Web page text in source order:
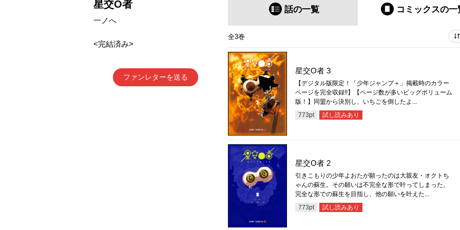
星交O者
一ノへ
<完結済み>
ファンレターを送る
話の一覧 コミックスの一
全3巻
星交O者 3
【デジタル版限定！「少年ジャンプ＋」掲載時のカラー
ページを完全収録!!】【ページ数が多いビッグボリューム
版！】同盟から決別し、いちごを倒したよ...
773pt 試し読みあり
星交O者 2
引きこもりの少年よおたが願ったのは大親友・オクトち
ゃんの蘇生。その願いは不完全な形で叶ってしまった。
完全な形での蘇生を目指し、他の願いを叶えた...
773pt 試し読みあり